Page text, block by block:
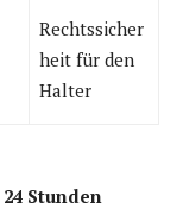
Rechtssicher
heit für den
Halter
24 Stunden